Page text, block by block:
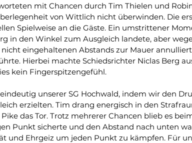
mit Chancen durch Tim Thielen und
von Wittlich nicht überwinden. Die
Spielweise an die Gäste. Ein umstrittener
in den Winkel zum Ausgleich landete, aber
eingehaltenen Abstands zur Mauer
Hierbei machte Schiedsrichter Niclas Berg
kein Fingerspitzengefühl.
unserer SG Hochwald, indem wir den
erzielten. Tim drang energisch in den
das Tor. Trotz mehrerer Chancen blieb es
Punkt sicherte und den Abstand nach unten
und Ehrgeiz um jeden Punkt zu kämpfen. Für